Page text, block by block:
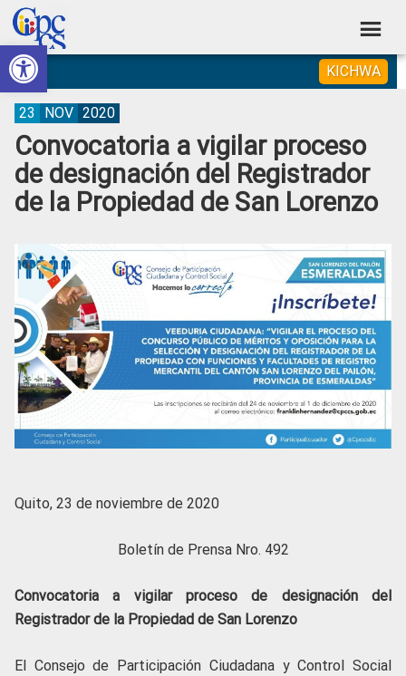
Abrir barra de herramientas
Skip
to
primary
navigation
Skip
to
main
content
Skip
to
primary
sidebar
Skip
to
footer
Consejo
de
Participación
Ciudadana
Control
Social
Construyendo
Poder
Ciudadano
KICHWA
Convocatoria a vigilar proceso
de designación del Registrador
de la Propiedad de San Lorenzo
23 NOV 2020
Quito, 23 de noviembre de 2020
Boletín de Prensa Nro. 492
Convocatoria a vigilar proceso de designación del
Registrador de la Propiedad de San Lorenzo
El Consejo de Participación Ciudadana y Control Social